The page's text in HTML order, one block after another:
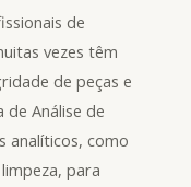
de
vezes têm
de peças e
Análise de
analíticos, como
para